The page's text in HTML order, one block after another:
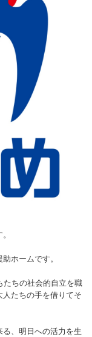
ホームです。
たちの社会的自立を職
たちの手を借りてそ
、明日への活力を生